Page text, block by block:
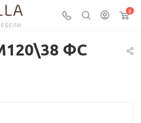
0
ФС